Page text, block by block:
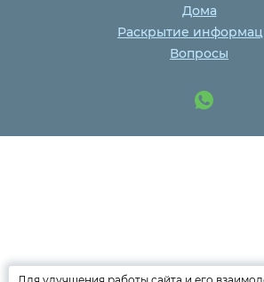
Дома
Раскрытие
Вопросы